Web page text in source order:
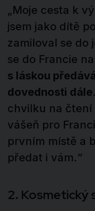
„Moje cesta k
jsem jako dítě
zamiloval se do
se do Francie
s láskou
dovednosti dále
chvilku na čtení
vášeň pro
prvním místě a
předat i vám.“
2. Kosmetický